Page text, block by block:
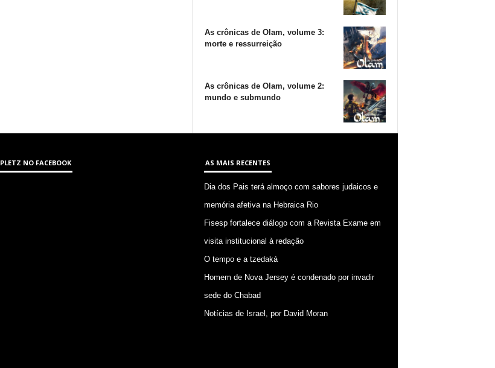
As crônicas de Olam, volume 3:
morte e ressurreição
As crônicas de Olam, volume 2:
mundo e submundo
PLETZ NO FACEBOOK AS MAIS RECENTES
Dia dos Pais terá almoço com sabores judaicos e
memória afetiva na Hebraica Rio
Fisesp fortalece diálogo com a Revista Exame em
visita institucional à redação
O tempo e a tzedaká
Homem de Nova Jersey é condenado por invadir
sede do Chabad
Notícias de Israel, por David Moran